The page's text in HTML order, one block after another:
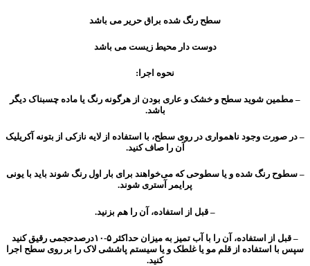
سطح رنگ شده براق حریر می باشد
دوست دار محیط زیست می باشد
نحوه اجرا:
– مطمین شوید سطح و خشک و عاری بودن از هرگونه رنگ یا ماده چسبناک دیگر
باشد.
– در صورت وجود ناهمواری در روی سطح، با استفاده از لایه نازکی از بتونه آکریلیک
آن را صاف کنید.
– سطوح رنگ شده و یا سطوحی که می‌خواهند برای بار اول رنگ شوند باید با یونی
پرایمر آستری شوند.
– قبل از استفاده، آن را هم بزنید.
– قبل از استفاده، آن را با آب تمیز به میزان حداکثر ۵-۱۰درصدحجمی رقیق کنید
سپس با استفاده از قلم مو یا غلطک و یا سیستم پاششی لاک را بر روی سطح اجرا
کنید.